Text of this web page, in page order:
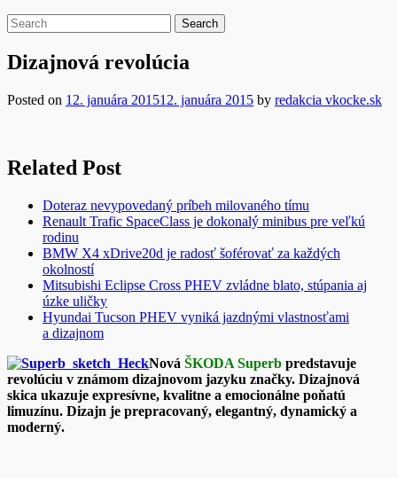
Dizajnová revolúcia
Posted on 12. januára 201512. januára 2015 by redakcia vkocke.sk
Related Post
Doteraz nevypovedaný príbeh milovaného tímu
Renault Trafic SpaceClass je dokonalý minibus pre veľkú
rodinu
BMW X4 xDrive20d je radosť šoférovať za každých
okolností
Mitsubishi Eclipse Cross PHEV zvládne blato, stúpania aj
úzke uličky
Hyundai Tucson PHEV vyniká jazdnými vlastnosťami
a dizajnom
Nová ŠKODA Superb predstavuje
revolúciu v známom dizajnovom jazyku značky. Dizajnová
skica ukazuje expresívne, kvalitne a emocionálne poňatú
limuzínu. Dizajn je prepracovaný, elegantný, dynamický a
moderný.